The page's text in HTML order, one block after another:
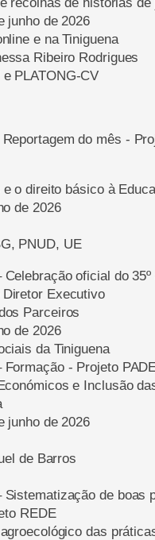
junho de2026
e na Tiniguena
Ribeiro Rodrigues
PLATONG-CV
Reportagem do mês -
o direito básico à
de 2026
PNUD, UE
Celebração oficial do
Diretor Executivo
Parceiros
de 2026
da Tiniguena
- Projeto
e Inclusão
junho de2026
de Barros
Sistematização de boas
REDE
das